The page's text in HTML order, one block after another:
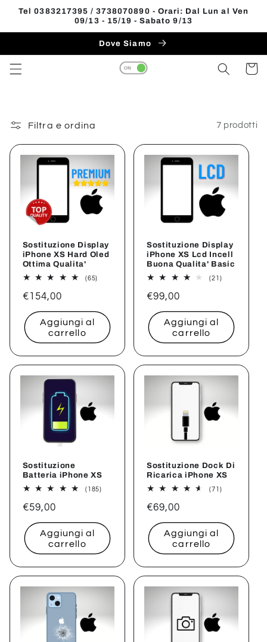
Privacy
Policy
direttamente
Tel 0383217395 / 3738070890 - Orari: Dal Lun al Ven
09/13 - 15/19 - Sabato 9/13
Dove Siamo
Carrello
Filtra e ordina 7 prodotti
Sostituzione Display
iPhone XS Hard Oled
Ottima Qualita'
(65)
Prezzo
listino
€154,00
Aggiungi al
carrello
Sostituzione Display
iPhone XS Lcd Incell
Buona Qualita' Basic
(21)21
Prezzo
listino
€99,00
Aggiungi al
carrello
Sostituzione
Batteria iPhone XS
(185)185
Prezzo
listino
€59,00
Aggiungi al
carrello
Sostituzione Dock Di
Ricarica iPhone XS
(71)71
Prezzo
listino
€69,00
Aggiungi al
carrello